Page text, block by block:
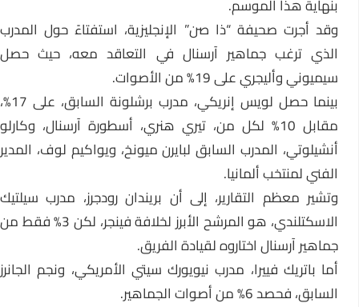
بنهاية هذا الموسم.
وقد أجرت صحيفة “ذا صن” الإنجليزية، استفتاءً حول المدرب
الذي ترغب جماهير آرسنال في التعاقد معه، حيث حصل
سيميوني وأليجري على 19% من الأصوات.
بينما حصل لويس إنريكي، مدرب برشلونة السابق، على 17%،
مقابل 10% لكل من، تيري هنري، أسطورة آرسنال، وكارلو
أنشيلوتي، المدرب السابق لبايرن ميونخ، ويواكيم لوف، المدير
الفني لمنتخب ألمانيا.
وتشير معظم التقارير، إلى أن بريندان رودجرز، مدرب سيلتيك
الاسكتلندي، هو المرشح الأبرز لخلافة فينجر، لكن 3% فقط من
جماهير آرسنال اختاروه لقيادة الفريق.
أما باتريك فييرا، مدرب نيويورك سيتي الأمريكي، ونجم الجانرز
السابق، فحصد 6% من أصوات الجماهير.